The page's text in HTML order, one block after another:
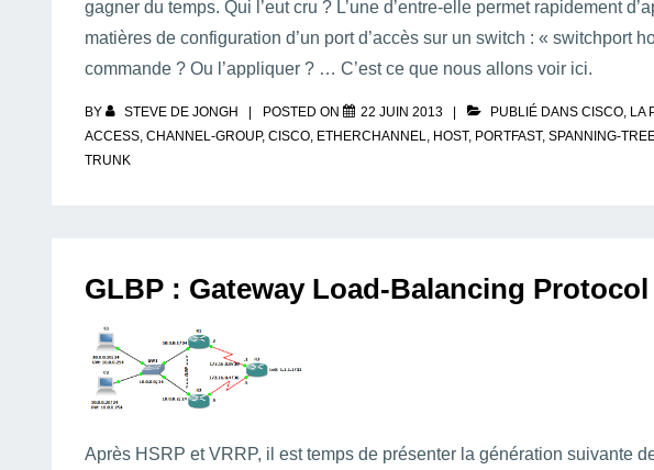
gagner du temps. Qui l’eut cru ? L’une d’entre-elle permet rapidement
matières de configuration d’un port d’accès sur un switch : « switchport
commande ? Ou l’appliquer ? … C’est ce que nous allons voir ici.
BY STEVE DE JONGH POSTED ON 22 JUIN 2013 PUBLIÉ DANS CISCO, LA
ACCESS, CHANNEL-GROUP, CISCO, ETHERCHANNEL, HOST, PORTFAST, SPANNING-
TRUNK
GLBP : Gateway Load-Balancing Protocol
Après HSRP et VRRP, il est temps de présenter la génération suivante